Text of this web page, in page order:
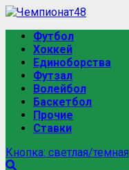
Футбол
Хоккей
Единоборства
Футзал
Волейбол
Баскетбол
Прочие
Ставки
Кнопка: светлая/темная